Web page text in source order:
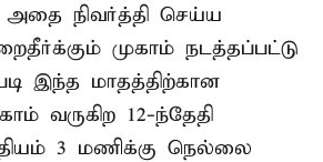
அதை நிவர்த்தி செய்ய
முகாம் நடத்தப்பட்டு
இந்த மாதத்திற்கான
வருகிற 12-ந்தேதி
3 மணிக்கு நெல்லை